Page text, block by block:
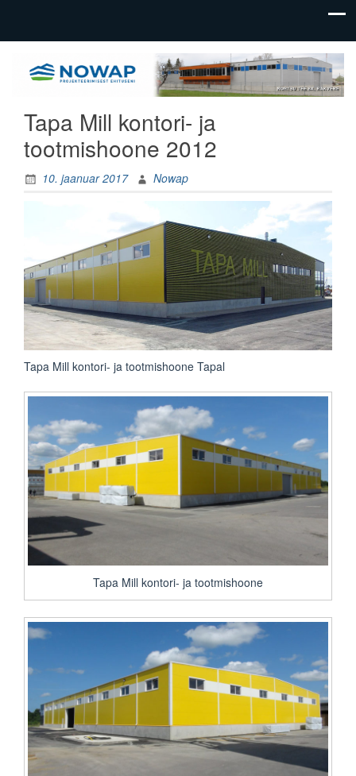
Nowap
üldehitus,
tootmishoonete
Tapa Mill kontori- ja
tootmishoone 2012
10. jaanuar 2017 Nowap
Tapa Mill kontori- ja tootmishoone Tapal
Tapa Mill kontori- ja tootmishoone